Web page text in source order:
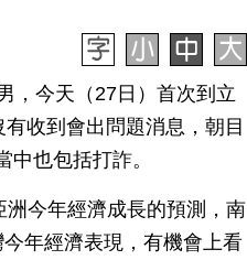
，今天（27日）首次到立
收到會出問題消息，朝目
也包括打詐。
今年經濟成長的預測，南
年經濟表現，有機會上看